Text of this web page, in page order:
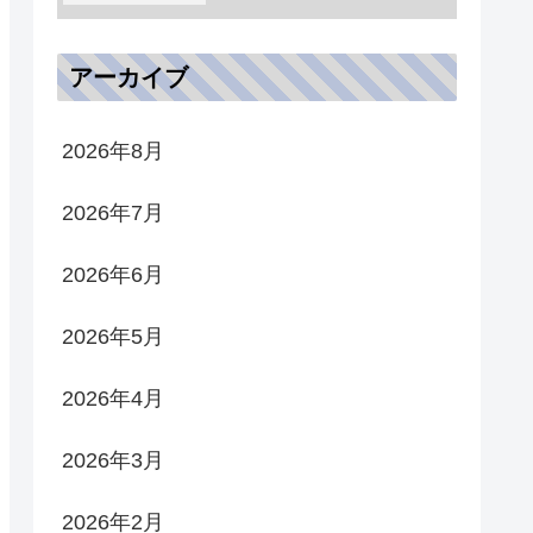
アーカイブ
2026年8月
2026年7月
2026年6月
2026年5月
2026年4月
2026年3月
2026年2月